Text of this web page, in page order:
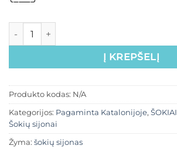
Į KREPŠELĮ
Produkto kodas: N/A
Kategorijos: Pagaminta Katalonijoje, ŠOKIAI
Šokių sijonai
Žyma: šokių sijonas